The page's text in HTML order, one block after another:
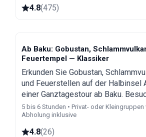
4.8(475)
Ab Baku: Gobustan,
Feuertempel — Klassiker
Erkunden Sie Gobustan,
und Feuerstellen auf der Halbinsel
einer Ganztagestour ab Baku.
ersten Ölbrunnen, den Feuertempel
Yanardag.
5 bis 6 Stunden • Privat- oder Kleingruppen
Abholung inklusive
4.8(26)